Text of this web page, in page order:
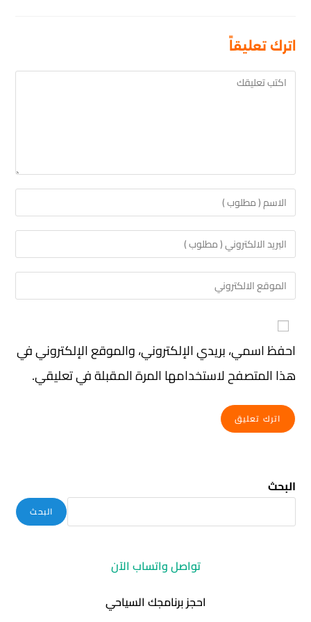
اترك تعليقاً
احفظ اسمي، بريدي الإلكتروني، والموقع الإلكتروني في
هذا المتصفح لاستخدامها المرة المقبلة في تعليقي.
البحث
البحث
تواصل واتساب الآن
احجز برنامجك السياحي